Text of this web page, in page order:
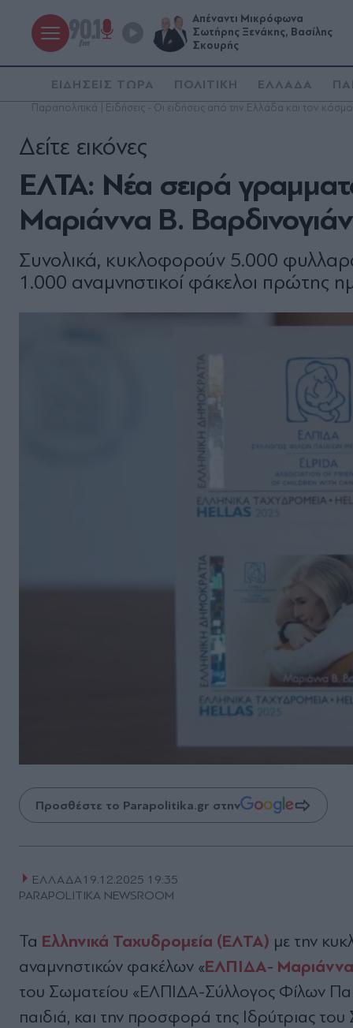
Απέναντι Μικρόφωνα
Σωτήρης Ξενάκης, Βασίλης
Σκουρής
ΕΙΔΗΣΕΙΣ ΤΩΡΑ ΠΟΛΙΤΙΚΗ ΕΛΛΑΔΑ
Παραπολιτικά | Ειδήσεις - Οι ειδήσεις από την Ελλάδα και τον κόσμο
ΕΛΤΑ: Νέα σειρά
Μαριάννα Β.
Δείτε εικόνες
Συνολικά, κυκλοφορούν 5.000
1.000 αναμνηστικοί φάκελοι πρώτης
Προσθέστε το Parapolitika.gr στην
ΕΛΛΑΔΑ19.12.2025 19:35
PARAPOLITIKA NEWSROOM
Τα Ελληνικά Ταχυδρομεία (ΕΛΤΑ) με την
αναμνηστικών φακέλων «ΕΛΠΙΔΑ-
του Σωματείου «ΕΛΠΙΔΑ-Σύλλογος Φίλων
παιδιά, και την προσφορά της Ιδρύτριας